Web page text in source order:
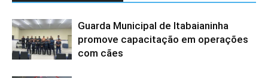
Guarda Municipal de Itabaianinha
promove capacitação em operações
com cães